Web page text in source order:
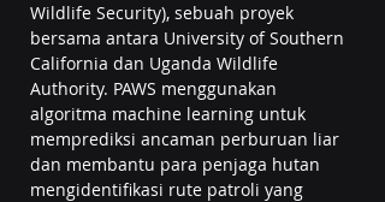
Wildlife Security), sebuah proyek
bersama antara University of Southern
California dan Uganda Wildlife
Authority. PAWS menggunakan
algoritma machine learning untuk
memprediksi ancaman perburuan liar
dan membantu para penjaga hutan
mengidentifikasi rute patroli yang